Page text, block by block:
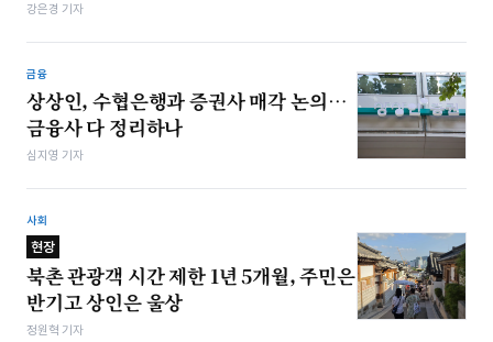
강은경 기자
금융
상상인, 수협은행과 증권사 매각 논의…
금융사 다 정리하나
심지영 기자
사회
현장
북촌 관광객 시간 제한 1년 5개월, 주민은
반기고 상인은 울상
정원혁 기자